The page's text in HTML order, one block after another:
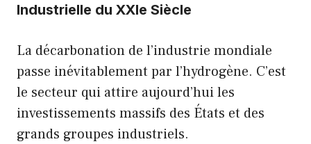
Industrielle du XXIe Siècle
La décarbonation de l’industrie mondiale
passe inévitablement par l’hydrogène. C’est
le secteur qui attire aujourd’hui les
investissements massifs des États et des
grands groupes industriels.